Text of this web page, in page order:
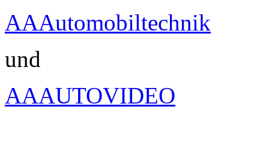
AAAutomobiltechnik
und
AAAUTOVIDEO